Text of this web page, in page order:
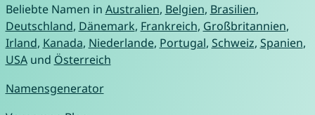
Beliebte Namen in Australien, Belgien, Brasilien,
Deutschland, Dänemark, Frankreich, Großbritannien,
Irland, Kanada, Niederlande, Portugal, Schweiz, Spanien,
USAund Österreich
Namensgenerator